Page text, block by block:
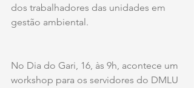
dos trabalhadores das unidades em
gestão ambiental.
No Dia do Gari, 16, às 9h, acontece um
workshop para os servidores do DMLU